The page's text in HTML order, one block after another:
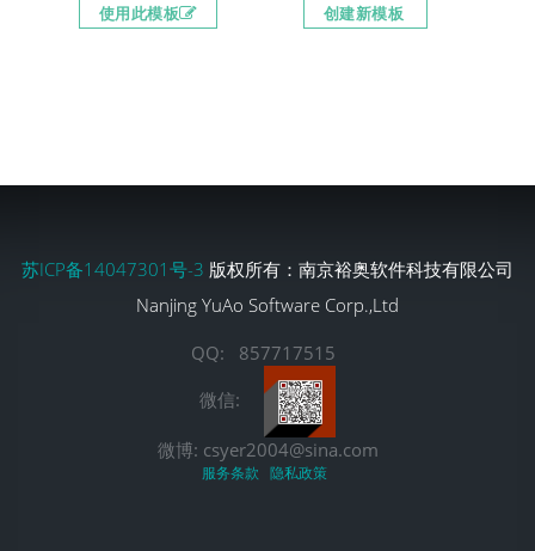
使用此模板 创建新模板
苏ICP备14047301号-3 版权所有：南京裕奥软件科技有限公司
Nanjing YuAo Software Corp.,Ltd
QQ: 857717515
微信:
微博: csyer2004@sina.com
服务条款 隐私政策